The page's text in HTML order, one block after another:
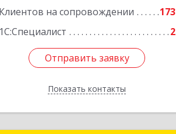
Клиентов на сопровождении
173
1С:Специалист
2
Отправить заявку
Показать контакты
Подробнее
Отправить заявку
Назад